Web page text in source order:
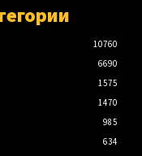
10760
6690
1575
1470
985
634